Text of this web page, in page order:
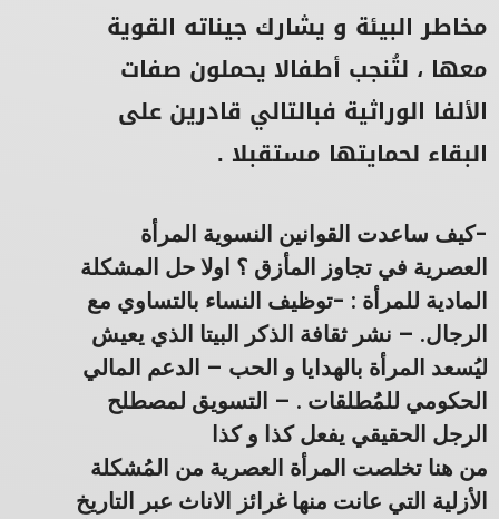
مخاطر البيئة و يشارك جيناته القوية
معها ، لتُنجب أطفالا يحملون صفات
الألفا الوراثية فبالتالي قادرين على
البقاء لحمايتها مستقبلا .
-كيف ساعدت القوانين النسوية المرأة
العصرية في تجاوز المأزق ؟ اولا حل المشكلة
المادية للمرأة : -توظيف النساء بالتساوي مع
الرجال. – نشر ثقافة الذكر البيتا الذي يعيش
ليُسعد المرأة بالهدايا و الحب – الدعم المالي
الحكومي للمُطلقات . – التسويق لمصطلح
الرجل الحقيقي يفعل كذا و كذا
من هنا تخلصت المرأة العصرية من المُشكلة
الأزلية التي عانت منها غرائز الاناث عبر التاريخ